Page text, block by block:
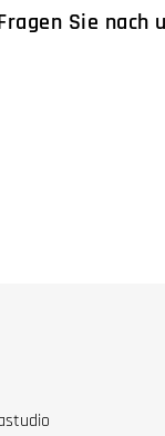
Sie nach